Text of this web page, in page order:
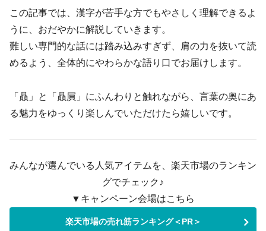
この記事では、漢字が苦手な方でもやさしく理解できるよ
うに、おだやかに解説していきます。
難しい専門的な話には踏み込みすぎず、肩の力を抜いて読
めるよう、全体的にやわらかな語り口でお届けします。
「贔」と「贔屓」にふんわりと触れながら、言葉の奥にあ
る魅力をゆっくり楽しんでいただけたら嬉しいです。
みんなが選んでいる人気アイテムを、楽天市場のランキン
グでチェック♪
▼キャンペーン会場はこちら
楽天市場の売れ筋ランキング＜PR＞